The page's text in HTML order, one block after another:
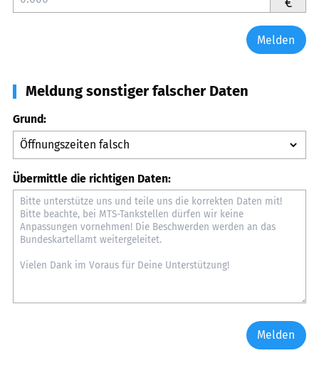
Melden
Meldung sonstiger falscher Daten
Grund:
Übermittle die richtigen Daten:
Melden